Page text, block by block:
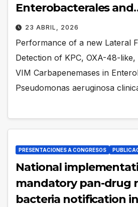
Enterobacterales and
Pseudomonas
Isolates
23 ABRIL, 2026
Performance of a new Lateral
Detection of KPC, OXA-48-
VIM Carbapenemases in
Pseudomonas aeruginosa
PRESENTACIONES A CONGRESOS
National
mandatory pan-drug
bacteria notification